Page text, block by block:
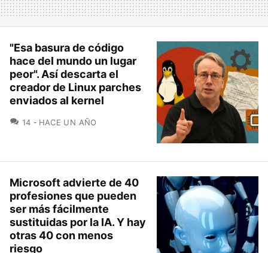
"Esa basura de código
hace del mundo un lugar
peor". Así descarta el
creador de Linux parches
enviados al kernel
14 COMENTARIOS
HACE UN AÑO
Microsoft advierte de 40
profesiones que pueden
ser más fácilmente
sustituidas por la IA. Y hay
otras 40 con menos
riesgo